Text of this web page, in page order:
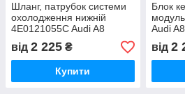
Шланг, патрубок системи
охолодження нижній
4E0121055C Audi A8
D3/4E 2002-2005
від 2 225 ₴
Купити
Блок
Audi
від 2